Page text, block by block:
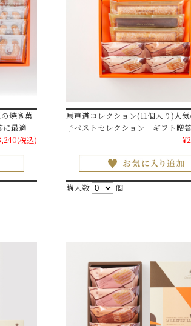
焼き菓
最適
(税込)
馬車道コレクション(11個入り)人
子ベストセレクション ギフト贈
購入数 個